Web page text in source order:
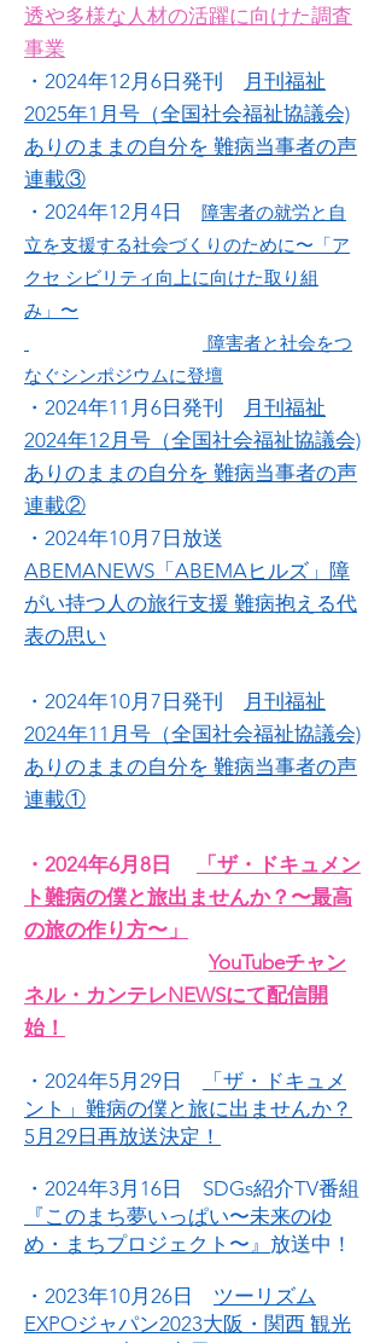
透や多様な人材の活躍に向けた調査
事業
・2024年12月6日発刊
月刊福祉
2025年1月号（全国社会福祉協議会)
ありのままの自分を 難病当事者の声
連載③
・2024年12月4日 障害者の就労と自
立を支援する社会づくりのために〜「ア
クセ シビリティ向上に向けた取り組
み」〜
障害者と社会をつ
なぐシンポジウムに登壇
・2024年11月6日発刊
月刊福祉
2024年12月号（全国社会福祉協議会)
ありのままの自分を 難病当事者の声
連載②
・2024年10月7日放送
ABEMANEWS「ABEMAヒルズ」障
がい持つ人の旅行支援 難病抱える代
表の思い
・2024年10月7日発刊
月刊福祉
2024年11月号（全国社会福祉協議会)
ありのままの自分を 難病当事者の声
連載①
・2024年6月8日
「ザ・ドキュメン
ト難病の僕と旅出ませんか？〜最高
の旅の作り方〜」
YouTubeチャン
ネル・カンテレNEWSにて配信開
始！
・2024年5月29日
「ザ・ドキュメ
ント」難病の僕と旅に出ませんか？
5月29日再放送決定！
・2024年3月16日 SDGs紹介TV番組
『このまち夢いっぱい〜未来のゆ
め・まちプロジェクト〜』 放送中！
・2023年10月26日 ツーリズム
EXPOジャパン2023大阪・関西 観光